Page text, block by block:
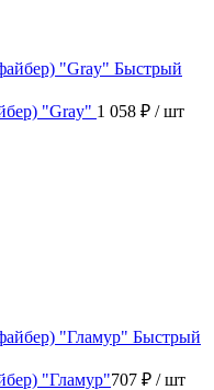
Быстрый
"Gray" 1 058 ₽ / шт
Быстрый
"Гламур"707 ₽ / шт